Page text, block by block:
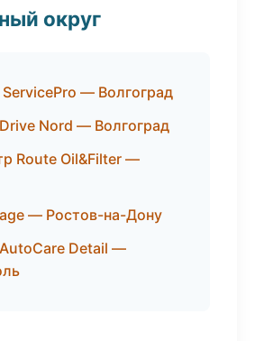
округ
— Волгоград
Nord — Волгоград
Route Oil&Filter —
— Ростов-на-Дону
Detail —